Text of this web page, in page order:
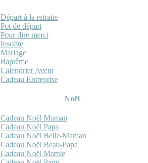
Départ à la retraite
Pot de départ
Pour dire merci
Insolite
Mariage
Baptême
Calendrier Avent
Cadeau Entreprise
Noël
Cadeau Noël Maman
Cadeau Noël Papa
Cadeau Noël Belle-Maman
Cadeau Noël Beau-Papa
Cadeau Noël Mamie